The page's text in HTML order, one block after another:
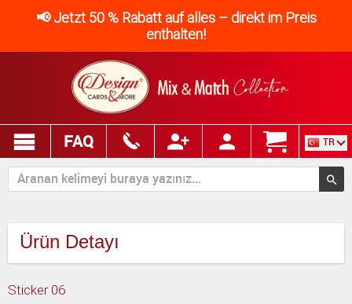
📢 Jetzt 50 % Rabatt auf alles – direkt im Preis
enthalten!
FAQ TR
Ürün Detayı
Sticker 06